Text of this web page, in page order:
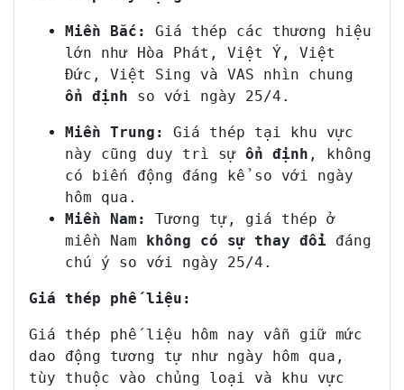
Miền Bắc:
Giá thép các thương hiệu
lớn như Hòa Phát, Việt Ý, Việt
Đức, Việt Sing và VAS nhìn chung
ổn định so với ngày 25/4.
Miền Trung:
Giá thép tại khu vực
này cũng duy trì sự ổn định , không
có biến động đáng kể so với ngày
hôm qua.
Miền Nam:
Tương tự, giá thép ở
miền Nam không có sự thay đổi đáng
chú ý so với ngày 25/4.
Giá thép phế liệu:
Giá thép phế liệu hôm nay vẫn giữ mức
dao động tương tự như ngày hôm qua,
tùy thuộc vào chủng loại và khu vực